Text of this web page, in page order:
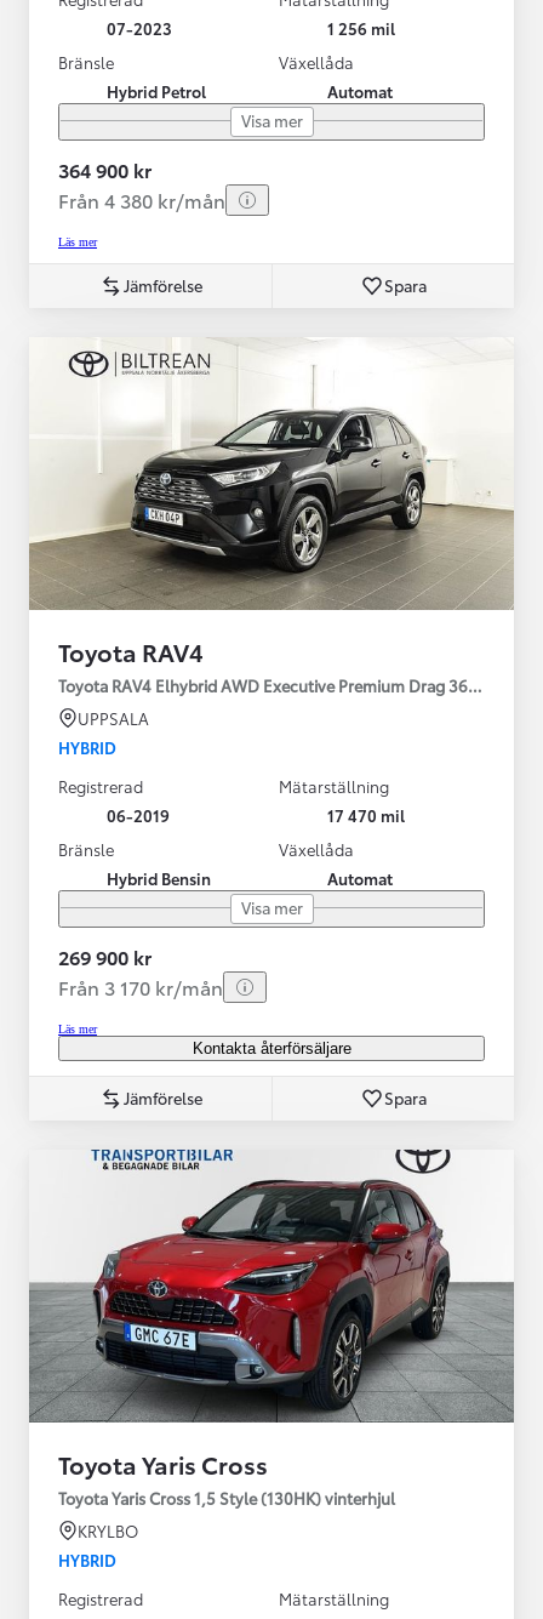
07-2023
1 256 mil
Bränsle
Hybrid Petrol
Växellåda
Automat
Visa mer
364 900 kr
Från 4 380 kr/mån
Läs mer
Jämförelse Spara
Toyota RAV4
Toyota RAV4 Elhybrid AWD Executive Premium Drag 360-kamera
UPPSALA
HYBRID
Registrerad
06-2019
Mätarställning
17 470 mil
Bränsle
Hybrid Bensin
Växellåda
Automat
Visa mer
269 900 kr
Från 3 170 kr/mån
Läs mer
Kontakta återförsäljare
Jämförelse Spara
Toyota Yaris Cross
Toyota Yaris Cross 1,5 Style (130HK) vinterhjul
KRYLBO
HYBRID
Registrerad
Mätarställning